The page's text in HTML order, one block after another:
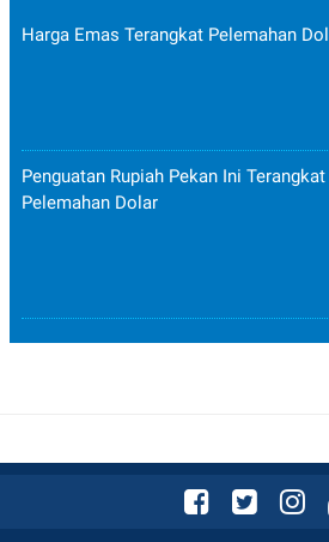
Harga Emas Terangkat Pelemahan
Penguatan Rupiah Pekan Ini Terangkat
Pelemahan Dolar